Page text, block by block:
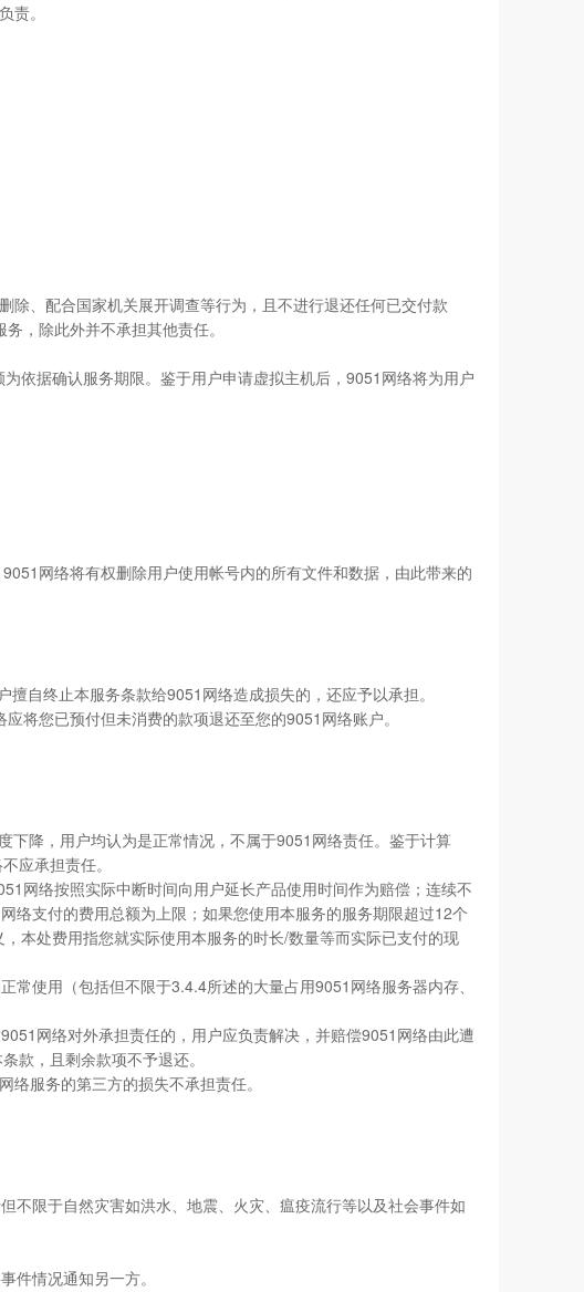
责。
、配合国家机关展开调查等行为，且不进行退还任何已交付款
，除此外并不承担其他责任。
依据确认服务期限。鉴于用户申请虚拟主机后，9051网络将为用户
网络将有权删除用户使用帐号内的所有文件和数据，由此带来的
自终止本服务条款给9051网络造成损失的，还应予以承担。
将您已预付但未消费的款项退还至您的9051网络账户。
降，用户均认为是正常情况，不属于9051网络责任。鉴于计算
应承担责任。
网络按照实际中断时间向用户延长产品使用时间作为赔偿；连续不
络支付的费用总额为上限；如果您使用本服务的服务期限超过12个
本处费用指您就实际使用本服务的时长/数量等而实际已支付的现
使用（包括但不限于3.4.4所述的大量占用9051网络服务器内存、
网络对外承担责任的，用户应负责解决，并赔偿9051网络由此遭
款，且剩余款项不予退还。
服务的第三方的损失不承担责任。
不限于自然灾害如洪水、地震、火灾、瘟疫流行等以及社会事件如
件情况通知另一方。